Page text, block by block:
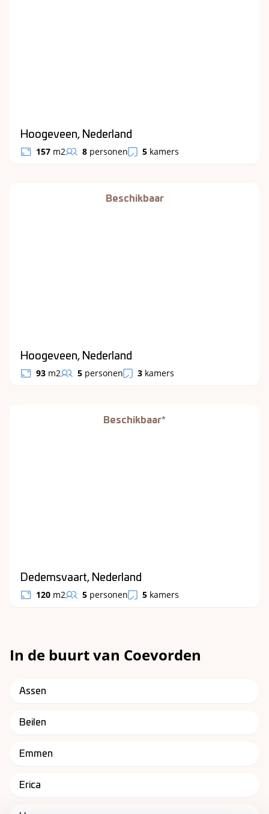
Hoogeveen, Nederland
157 m2 8 personen 5 kamers
Beschikbaar
Hoogeveen, Nederland
93 m2 5 personen 3 kamers
Beschikbaar*
Dedemsvaart, Nederland
120 m2 5 personen 5 kamers
In de buurt van Coevorden
Assen
Beilen
Emmen
Erica